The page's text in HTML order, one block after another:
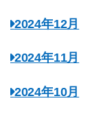
2024年12月
2024年11月
2024年10月